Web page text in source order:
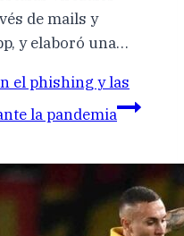
de mails y
y elaboró una…
el phishing y las
la pandemia